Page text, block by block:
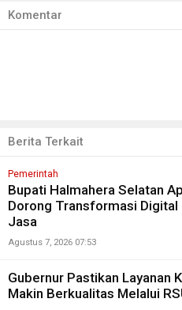
Komentar
Berita Terkait
Pemerintah
Bupati Halmahera Selatan
Dorong Transformasi Digital
Jasa
Agustus 7, 2026 07:53
Gubernur Pastikan Layanan
Makin Berkualitas Melalui